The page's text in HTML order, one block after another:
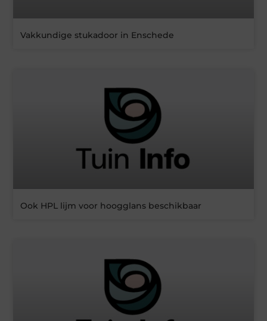
Vakkundige stukadoor in Enschede
Ook HPL lijm voor hoogglans beschikbaar